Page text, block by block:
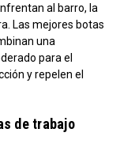
al barro, la
Las mejores botas
una
para el
y repelen el
de trabajo